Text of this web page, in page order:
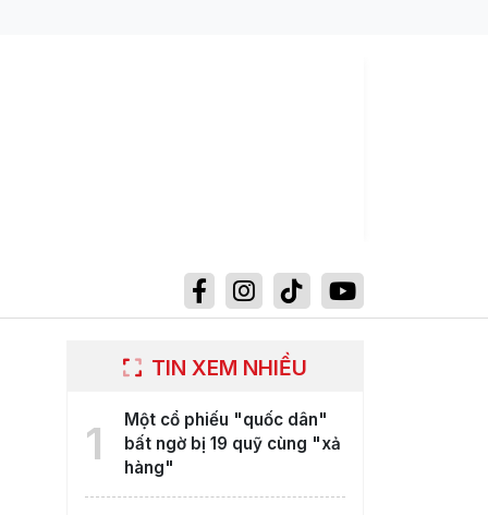
TIN XEM NHIỀU
1
Một cổ phiếu "quốc dân"
bất ngờ bị 19 quỹ cùng "xả
hàng"